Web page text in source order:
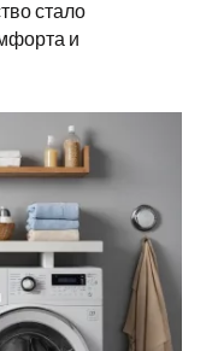
стало
и